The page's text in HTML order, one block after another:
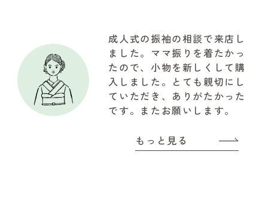
以上の写真が取れて大満足で
した。関わって下さいました
『やまと』のスタッフの皆様
に感謝でいっぱいです!!!有難
うございました
成人式の振袖の相談で来店し
ました。ママ振りを着たかっ
たので、小物を新しくして購
入しました。とても親切にし
ていただき、ありがたかった
です。またお願いします。
もっと見る